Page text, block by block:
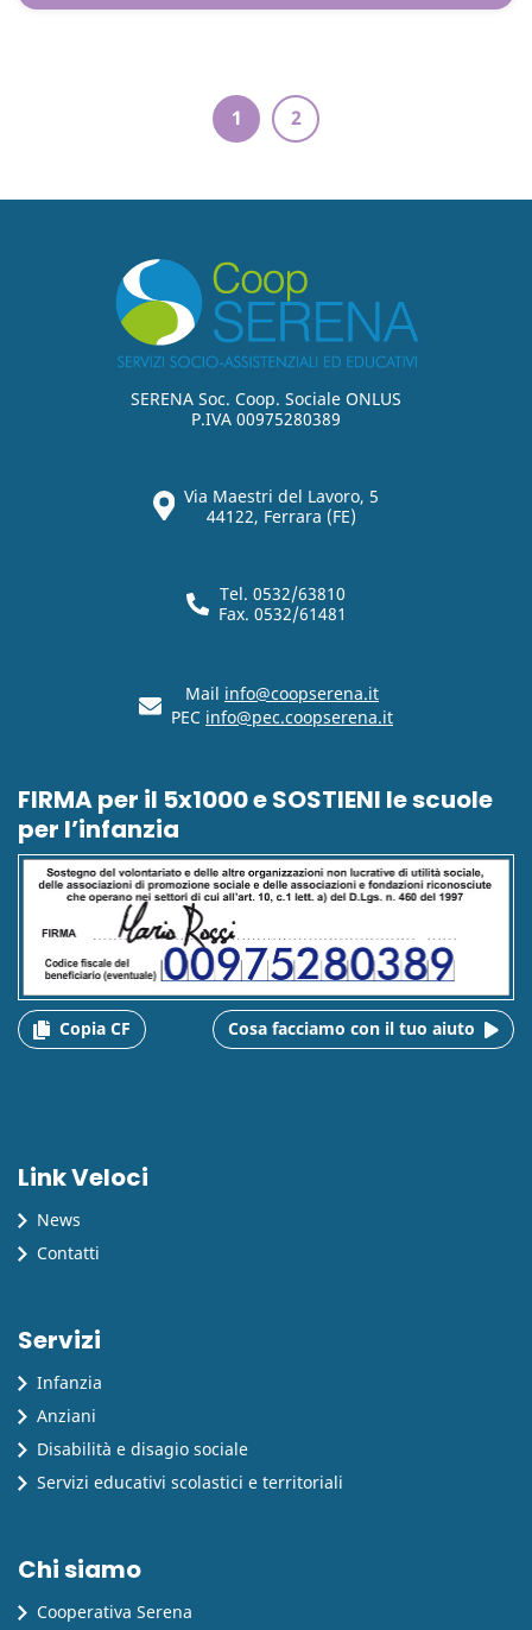
1 2
SERENA Soc. Coop. Sociale ONLUS
P.IVA 00975280389
Via Maestri del Lavoro, 5
44122, Ferrara (FE)
Tel. 0532/63810
Fax. 0532/61481
Mail info@coopserena.it
PEC info@pec.coopserena.it
Link Veloci
News
Contatti
FIRMA per il 5x1000 e SOSTIENI le scuole
per l’infanzia
Copia CF Cosa facciamo con il tuo aiuto
Servizi
Infanzia
Anziani
Disabilità e disagio sociale
Servizi educativi scolastici e territoriali
Chi siamo
Cooperativa Serena